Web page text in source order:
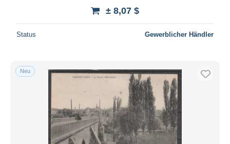
Wohnsitz des Verkäufers
Übernehmen
± 8,07 $
Status Gewerblicher Händler
Neu